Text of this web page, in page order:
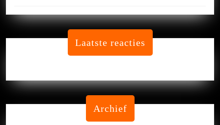
Laatste reacties
Archief